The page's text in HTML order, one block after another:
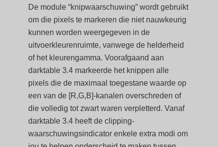
De module “knipwaarschuwing” wordt gebruikt
om die pixels te markeren die niet nauwkeurig
kunnen worden weergegeven in de
uitvoerkleurenruimte, vanwege de helderheid
of het kleurengamma. Voorafgaand aan
darktable 3.4 markeerde het knippen alle
pixels die de maximaal toegestane waarde op
een van de [R,G,B]-kanalen overschreden of
die volledig tot zwart waren verpletterd. Vanaf
darktable 3.4 heeft de clipping-
waarschuwingsindicator enkele extra modi om